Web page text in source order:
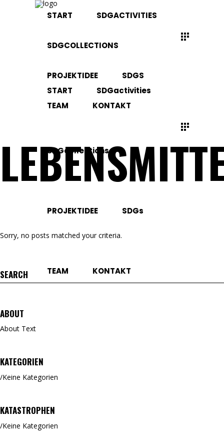
START SDGactivities
SDGcollections
PROJEKTIDEE SDGs
TEAM KONTAKT
START SDGACTIVITIES
SDGCOLLECTIONS
PROJEKTIDEE SDGS
TEAM KONTAKT
Sorry, no posts matched your criteria.
Search
for:
ABOUT
About Text
KATEGORIEN
Keine Kategorien
KATASTROPHEN
Keine Kategorien